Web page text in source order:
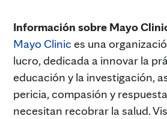
Información sobre Mayo
Mayo Clinic es una
lucro, dedicada a innovar la
educación y la investigación,
pericia, compasión y
necesitan recobrar la salud.